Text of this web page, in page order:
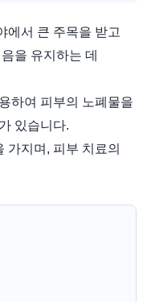
에서 큰 주목을 받고
을 유지하는 데
하여 피부의 노폐물을
있습니다.
가지며, 피부 치료의